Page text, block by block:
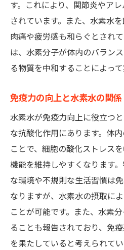
す。これにより、関節炎やア
されています。また、水素水
肉痛や疲労感も和らぐとされ
は、水素分子が体内のバラン
る物質を中和することによって
免疫力の向上と水素水の関係
水素水が免疫力向上に役立つ
な抗酸化作用にあります。体
ことで、細胞の酸化ストレス
機能を維持しやすくなります
な環境や不規則な生活習慣は
なりますが、水素水の摂取に
ことが可能です。また、水素
ることも報告されており、免
を果たしていると考えられて